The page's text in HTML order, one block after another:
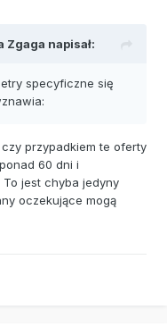
Zgaga napisał:
specyficzne się
przypadkiem te oferty
60 dni i
jest chyba jedyny
oczekujące mogą